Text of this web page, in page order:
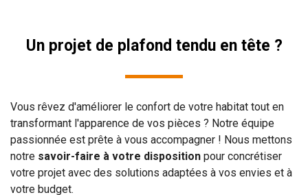
Un projet de plafond tendu en tête ?
Vous rêvez d'améliorer le confort de votre habitat tout en
transformant l'apparence de vos pièces ? Notre équipe
passionnée est prête à vous accompagner ! Nous mettons
notre savoir-faire à votre disposition pour concrétiser
votre projet avec des solutions adaptées à vos envies et à
votre budget.